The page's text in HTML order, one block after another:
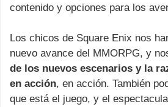
contenido y opciones para los
Los chicos de Square Enix nos
nuevo avance del MMORPG, y
de los nuevos escenarios y la
en acción, en acción. También
que está el juego, y el